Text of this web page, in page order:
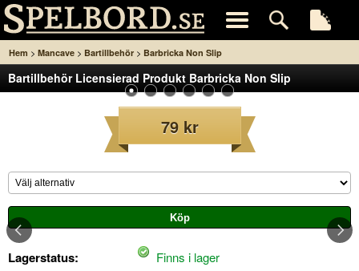
Hem > Mancave > Bartillbehör > Barbricka Non Slip
Bartillbehör Licensierad Produkt Barbricka Non Slip
79 kr
Lagerstatus: Finns i lager